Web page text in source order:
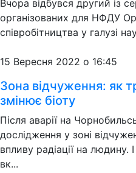
Вчора відбувся другий із
організованих для НФДУ
співробітництва у галузі
15 Вересня 2022 о 16:45
Зона відчуження: як
змінює біоту
Після аварії на
дослідження у зоні
впливу радіації на людину.
вк...